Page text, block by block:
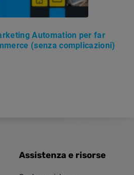
Automation per far
(senza complicazioni)
Assistenza e risorse